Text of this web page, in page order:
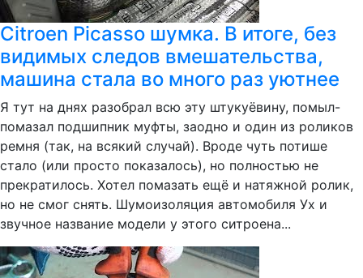
Citroen Picasso шумка. В итоге, без
видимых следов вмешательства,
машина стала во много раз уютнее
Я тут на днях разобрал всю эту штукуёвину, помыл-
помазал подшипник муфты, заодно и один из роликов
ремня (так, на всякий случай). Вроде чуть потише
стало (или просто показалось), но полностью не
прекратилось. Хотел помазать ещё и натяжной ролик,
но не смог снять. Шумоизоляция автомобиля Ух и
звучное название модели у этого ситроена...